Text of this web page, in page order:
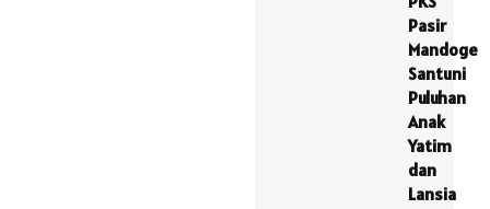
Pasir
Mandoge
Santuni
Puluhan
Anak
Yatim
dan
Lansia